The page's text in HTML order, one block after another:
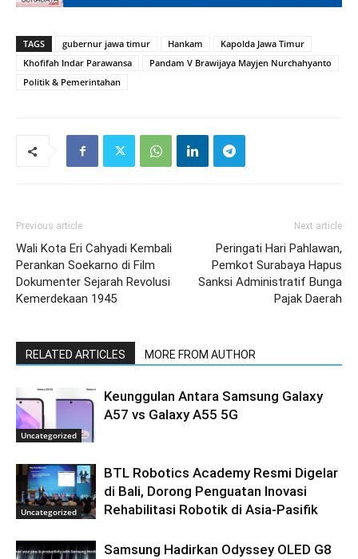
TAGS gubernur jawa timur Hankam
Kapolda Jawa Timur
Khofifah Indar Parawansa
Pandam V Brawijaya Mayjen Nurchahyanto
Politik & Pemerintahan
Previous article
Wali Kota Eri Cahyadi Kembali
Perankan Soekarno di Film
Dokumenter Sejarah Revolusi
Kemerdekaan 1945
Next article
Peringati Hari Pahlawan,
Pemkot Surabaya Hapus
Sanksi Administratif Bunga
Pajak Daerah
RELATED ARTICLES MORE FROM AUTHOR
Uncategorized
Keunggulan Antara Samsung Galaxy
A57 vs Galaxy A55 5G
Uncategorized
BTL Robotics Academy Resmi Digelar
di Bali, Dorong Penguatan Inovasi
Rehabilitasi Robotik di Asia-Pasifik
Samsung Hadirkan Odyssey OLED G8